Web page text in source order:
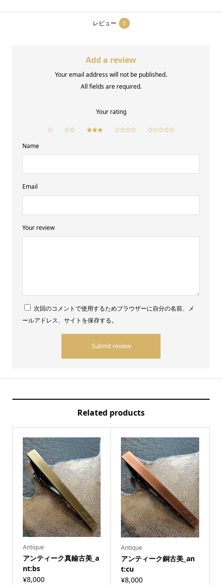
レビュー 0
Add a review
Your email address will not be published.
All fields are required.
Your rating
Your review
Name
Email
次回のコメントで使用するためブラウザーに自分の名前、メ
ールアドレス、サイトを保存する。
Related products
Antique
アンティーク真鍮古美_a
nt:bs
¥8,000
Antique
アンティーク銅古美_an
t:cu
¥8,000